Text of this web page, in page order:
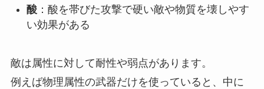
酸：酸を帯びた攻撃で硬い敵や物質を壊しやす
い効果がある
敵は属性に対して耐性や弱点があります。
例えば物理属性の武器だけを使っていると、中に